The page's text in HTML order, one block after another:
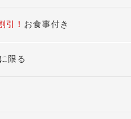
引！ お食事付き
限る